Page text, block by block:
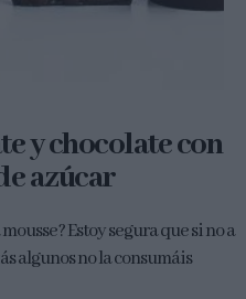
y chocolate con
azúcar
Estoy segura que si no a
algunos no la consumáis